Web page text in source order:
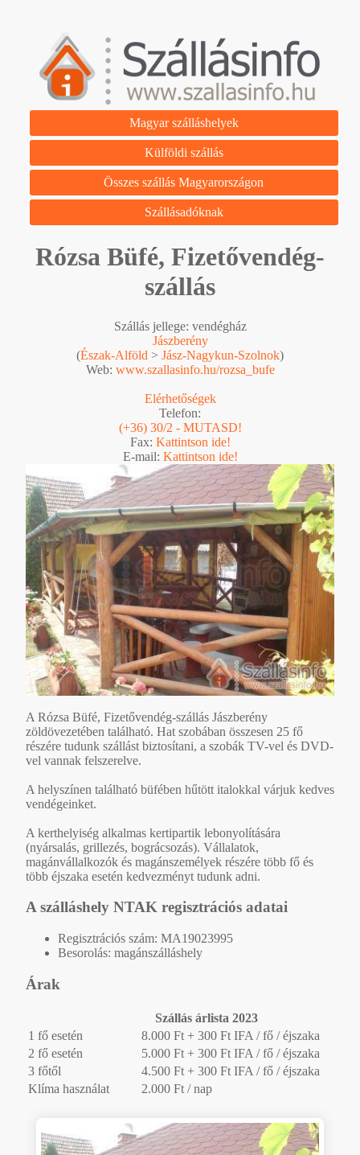
Magyar szálláshelyek
Külföldi szállás
Összes szállás Magyarországon
Szállásadóknak
Rózsa Büfé, Fizetővendég-
szállás
Szállás jellege: vendégház
Jászberény
(Észak-Alföld > Jász-Nagykun-Szolnok)
Web: www.szallasinfo.hu/rozsa_bufe
Elérhetőségek
Telefon:
(+36) 30/2 - MUTASD!
Fax: Kattintson ide!
E-mail: Kattintson ide!
A Rózsa Büfé, Fizetővendég-szállás Jászberény
zöldövezetében található. Hat szobában összesen 25 fő
részére tudunk szállást biztosítani, a szobák TV-vel és DVD-
vel vannak felszerelve.
A helyszínen található büfében hűtött italokkal várjuk kedves
vendégeinket.
A kerthelyiség alkalmas kertipartik lebonyolítására
(nyársalás, grillezés, bográcsozás). Vállalatok,
magánvállalkozók és magánszemélyek részére több fő és
több éjszaka esetén kedvezményt tudunk adni.
A szálláshely NTAK regisztrációs adatai
Regisztrációs szám: MA19023995
Besorolás: magánszálláshely
Árak
Szállás árlista 2023
1 fő esetén
8.000 Ft + 300 Ft IFA / fő / éjszaka
2 fő esetén
5.000 Ft + 300 Ft IFA / fő / éjszaka
3 főtől
4.500 Ft + 300 Ft IFA / fő / éjszaka
Klíma használat
2.000 Ft / nap